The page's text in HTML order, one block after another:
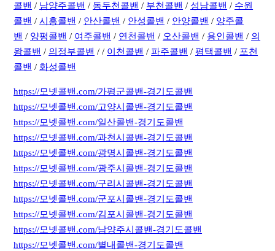
콜밴 / 남양주콜밴 / 동두천콜밴 / 부천콜밴 / 성남콜밴 / 수원
콜밴 /시흥콜밴 / 안산콜밴 / 안성콜밴 / 안양콜밴 / 양주콜
밴 / 양평콜밴 / 여주콜밴 / 연천콜밴 / 오산콜밴 / 용인콜밴 / 의
왕콜밴 / 의정부콜밴 / / 이천콜밴 / 파주콜밴 / 평택콜밴 / 포천
콜밴 /화성콜밴
https://모넷콜밴.com/가평군콜밴-경기도콜밴
https://모넷콜밴.com/고양시콜밴-경기도콜밴
https://모넷콜밴.com/일산콜밴-경기도콜밴
https://모넷콜밴.com/과천시콜밴-경기도콜밴
https://모넷콜밴.com/광명시콜밴-경기도콜밴
https://모넷콜밴.com/광주시콜밴-경기도콜밴
https://모넷콜밴.com/구리시콜밴-경기도콜밴
https://모넷콜밴.com/군포시콜밴-경기도콜밴
https://모넷콜밴.com/김포시콜밴-경기도콜밴
https://모넷콜밴.com/남양주시콜밴-경기도콜밴
https://모넷콜밴.com/별내콜밴-경기도콜밴